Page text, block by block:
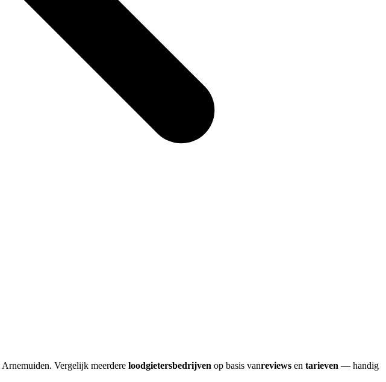
Arnemuiden. Vergelijk meerdere loodgietersbedrijven op basis vanreviews en tarieven — handig